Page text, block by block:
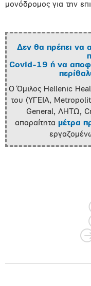
μονόδρομος για την
Δεν θα πρέπει να
Covid-19 ή να
Ο Όμιλος Hellenic
του (ΥΓΕΙΑ,
General, ΛΗΤΩ,
απαραίτητα μέτρα